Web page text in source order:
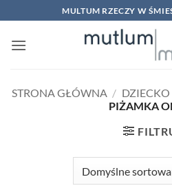
to
content
MULTUM RZECZY W
STRONA GŁÓWNA / DZIECKO
PIŻAMKA